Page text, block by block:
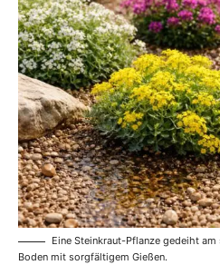
Eine Steinkraut-Pflanze gedeiht
Boden mit sorgfältigem Gießen.